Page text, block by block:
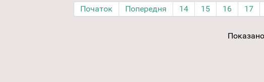
Початок Попередня 14 15 16 17